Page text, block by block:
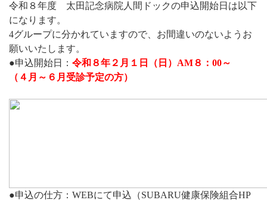
令和８年度 太田記念病院人間ドックの申込開始日は以下
になります。
4グループに分かれていますので、お間違いのないようお
願いいたします。
●申込開始日： 令和８年２月１日（日）AM８：00～
（４月～６月受診予定の方）
●申込の仕方：WEBにて申込（SUBARU健康保険組合HP